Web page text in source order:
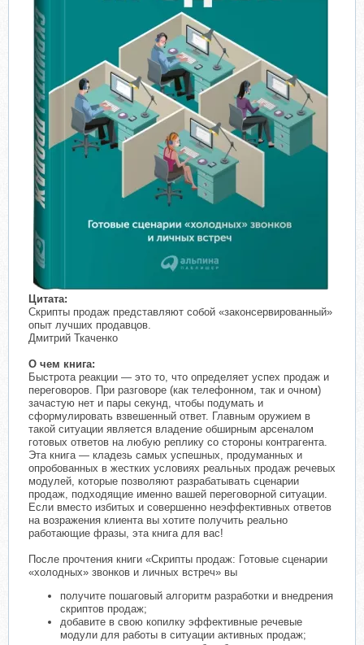
​
Цитата:
Скрипты продаж представляют собой «законсервированный»
опыт лучших продавцов.
Дмитрий Ткаченко
О чем книга:
Быстрота реакции — это то, что определяет успех продаж и
переговоров. При разговоре (как телефонном, так и очном)
зачастую нет и пары секунд, чтобы подумать и
сформулировать взвешенный ответ. Главным оружием в
такой ситуации является владение обширным арсеналом
готовых ответов на любую реплику со стороны контрагента.
Эта книга — кладезь самых успешных, продуманных и
опробованных в жестких условиях реальных продаж речевых
модулей, которые позволяют разрабатывать сценарии
продаж, подходящие именно вашей переговорной ситуации.
Если вместо избитых и совершенно неэффективных ответов
на возражения клиента вы хотите получить реально
работающие фразы, эта книга для вас!
После прочтения книги «Скрипты продаж: Готовые сценарии
«холодных» звонков и личных встреч» вы
получите пошаговый алгоритм разработки и внедрения
скриптов продаж;
добавите в свою копилку эффективные речевые
модули для работы в ситуации активных продаж;